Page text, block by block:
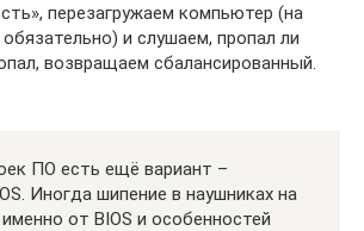
перезагружаем компьютер (на
обязательно) и слушаем, пропал ли
возвращаем сбалансированный.
ПО есть ещё вариант –
Иногда шипение в наушниках на
от BIOS и особенностей